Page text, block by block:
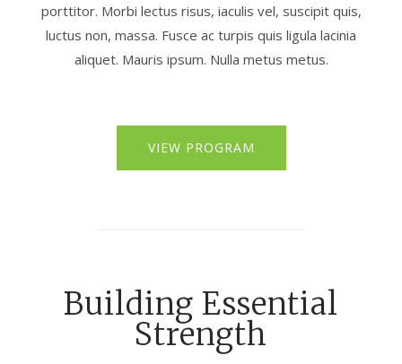
porttitor. Morbi lectus risus, iaculis vel, suscipit quis,
luctus non, massa. Fusce ac turpis quis ligula lacinia
aliquet. Mauris ipsum. Nulla metus metus.
VIEW PROGRAM
Building Essential
Strength